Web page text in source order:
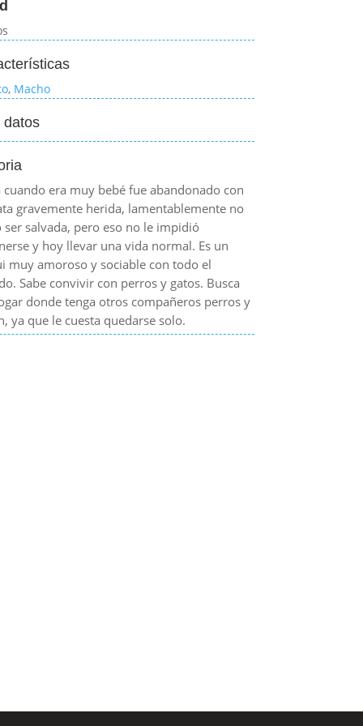
, Macho
datos
cuando era muy bebé fue abandonado con
gravemente herida, lamentablemente no
ser salvada, pero eso no le impidió
y hoy llevar una vida normal. Es un
muy amoroso y sociable con todo el
Sabe convivir con perros y gatos. Busca
donde tenga otros compañeros perros y
ya que le cuesta quedarse solo.